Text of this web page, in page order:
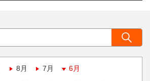
8月 7月 6月